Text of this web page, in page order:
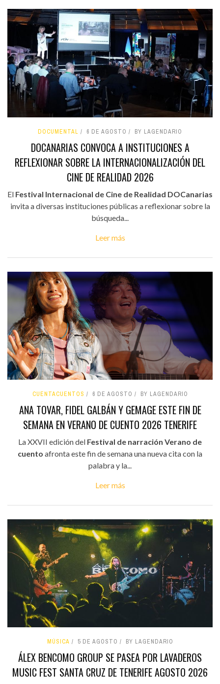
DOCUMENTAL 6 DE AGOSTO BY LAGENDARIO
DOCANARIAS CONVOCA A INSTITUCIONES A
REFLEXIONAR SOBRE LA INTERNACIONALIZACIÓN DEL
CINE DE REALIDAD 2026
El Festival Internacional de Cine de Realidad DOCanarias
invita a diversas instituciones públicas a reflexionar sobre la
búsqueda...
Leer más
CUENTACUENTOS 6 DE AGOSTO BY LAGENDARIO
ANA TOVAR, FIDEL GALBÁN Y GEMAGE ESTE FIN DE
SEMANA EN VERANO DE CUENTO 2026 TENERIFE
La XXVII edición del Festival de narración Verano de
cuento afronta este fin de semana una nueva cita con la
palabra y la...
Leer más
MÚSICA 5 DE AGOSTO BY LAGENDARIO
ÁLEX BENCOMO GROUP SE PASEA POR LAVADEROS
MUSIC FEST SANTA CRUZ DE TENERIFE AGOSTO 2026